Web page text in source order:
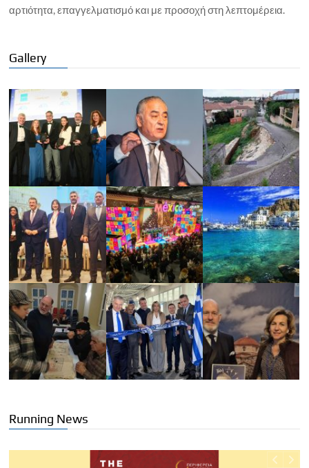
αρτιότητα, επαγγελματισμό και με προσοχή στη λεπτομέρεια.
Gallery
Running News